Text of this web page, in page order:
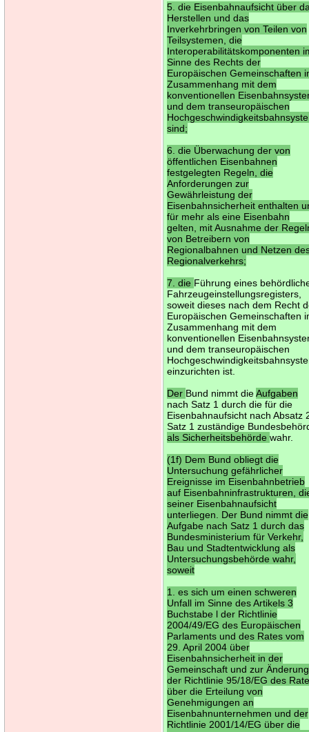
5. die Eisenbahnaufsicht über
Herstellen und das
Inverkehrbringen von Teilen von
Teilsystemen, die
Interoperabilitätskomponenten
Sinne des Rechts der
Europäischen Gemeinschaften
Zusammenhang mit dem
konventionellen
und dem transeuropäischen
sind;
6. die Überwachung der von
öffentlichen Eisenbahnen
festgelegten Regeln, die
Anforderungen zur
Gewährleistung der
Eisenbahnsicherheit enthalten
für mehr als eine Eisenbahn
gelten, mit Ausnahme der
von Betreibern von
Regionalbahnen und Netzen
Regionalverkehrs;
7. die Führung eines
Fahrzeugeinstellungsregisters,
soweit dieses nach dem Recht
Europäischen Gemeinschaften
Zusammenhang mit dem
konventionellen
und dem transeuropäischen
einzurichten ist.
Der Bund nimmt dieAufgaben
nach Satz 1 durch die für die
Eisenbahnaufsicht nach Absatz
Satz 1 zuständige
als Sicherheitsbehördewahr.
(1f) Dem Bund obliegt die
Untersuchung gefährlicher
Ereignisse im Eisenbahnbetrieb
auf Eisenbahninfrastrukturen,
seiner Eisenbahnaufsicht
unterliegen. Der Bund nimmt die
Aufgabe nach Satz 1 durch das
Bundesministerium für Verkehr,
Bau und Stadtentwicklung als
Untersuchungsbehörde wahr,
soweit
1. es sich um einen schweren
Unfall im Sinne des Artikels 3
Buchstabe l der Richtlinie
2004/49/EG des Europäischen
Parlaments und des Rates vom
29. April 2004 über
Eisenbahnsicherheit in der
Gemeinschaft und zur Änderung
der Richtlinie 95/18/EG des
über die Erteilung von
Genehmigungen an
Eisenbahnunternehmen und der
Richtlinie 2001/14/EG über die